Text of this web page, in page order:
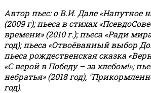
Автор пьес: о В.И. Дале «Напутное
(2009 г); пьеса в стихах
времени» (2010 г.); пьеса «Ради
год); пьеса «Отвоёванный выбор
пьеса рождественская сказка
«С верой в Победу – за хлебом!»;
небратья» (2018 год),
год).